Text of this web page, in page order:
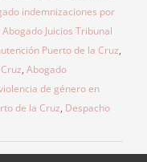
indemnizaciones por
Abogado Juicios Tribunal
Puerto de la Cruz,
, Abogado
de género en
de la Cruz, Despacho